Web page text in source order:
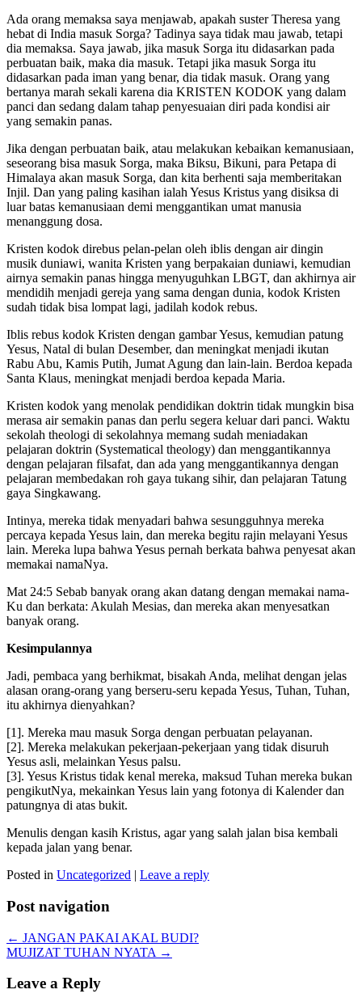
Ada orang memaksa saya menjawab, apakah suster Theresa yang
hebat di India masuk Sorga? Tadinya saya tidak mau jawab, tetapi
dia memaksa. Saya jawab, jika masuk Sorga itu didasarkan pada
perbuatan baik, maka dia masuk. Tetapi jika masuk Sorga itu
didasarkan pada iman yang benar, dia tidak masuk. Orang yang
bertanya marah sekali karena dia KRISTEN KODOK yang dalam
panci dan sedang dalam tahap penyesuaian diri pada kondisi air
yang semakin panas.
Jika dengan perbuatan baik, atau melakukan kebaikan kemanusiaan,
seseorang bisa masuk Sorga, maka Biksu, Bikuni, para Petapa di
Himalaya akan masuk Sorga, dan kita berhenti saja memberitakan
Injil. Dan yang paling kasihan ialah Yesus Kristus yang disiksa di
luar batas kemanusiaan demi menggantikan umat manusia
menanggung dosa.
Kristen kodok direbus pelan-pelan oleh iblis dengan air dingin
musik duniawi, wanita Kristen yang berpakaian duniawi, kemudian
airnya semakin panas hingga menyuguhkan LBGT, dan akhirnya air
mendidih menjadi gereja yang sama dengan dunia, kodok Kristen
sudah tidak bisa lompat lagi, jadilah kodok rebus.
Iblis rebus kodok Kristen dengan gambar Yesus, kemudian patung
Yesus, Natal di bulan Desember, dan meningkat menjadi ikutan
Rabu Abu, Kamis Putih, Jumat Agung dan lain-lain. Berdoa kepada
Santa Klaus, meningkat menjadi berdoa kepada Maria.
Kristen kodok yang menolak pendidikan doktrin tidak mungkin bisa
merasa air semakin panas dan perlu segera keluar dari panci. Waktu
sekolah theologi di sekolahnya memang sudah meniadakan
pelajaran doktrin (Systematical theology) dan menggantikannya
dengan pelajaran filsafat, dan ada yang menggantikannya dengan
pelajaran membedakan roh gaya tukang sihir, dan pelajaran Tatung
gaya Singkawang.
Intinya, mereka tidak menyadari bahwa sesungguhnya mereka
percaya kepada Yesus lain, dan mereka begitu rajin melayani Yesus
lain. Mereka lupa bahwa Yesus pernah berkata bahwa penyesat akan
memakai namaNya.
Mat 24:5 Sebab banyak orang akan datang dengan memakai nama-
Ku dan berkata: Akulah Mesias, dan mereka akan menyesatkan
banyak orang.
Kesimpulannya
Jadi, pembaca yang berhikmat, bisakah Anda, melihat dengan jelas
alasan orang-orang yang berseru-seru kepada Yesus, Tuhan, Tuhan,
itu akhirnya dienyahkan?
[1]. Mereka mau masuk Sorga dengan perbuatan pelayanan.
[2]. Mereka melakukan pekerjaan-pekerjaan yang tidak disuruh
Yesus asli, melainkan Yesus palsu.
[3]. Yesus Kristus tidak kenal mereka, maksud Tuhan mereka bukan
pengikutNya, mekainkan Yesus lain yang fotonya di Kalender dan
patungnya di atas bukit.
Menulis dengan kasih Kristus, agar yang salah jalan bisa kembali
kepada jalan yang benar.
Posted in Uncategorized | Leave a reply
Post navigation
← JANGAN PAKAI AKAL BUDI?
MUJIZAT TUHAN NYATA →
Leave a Reply